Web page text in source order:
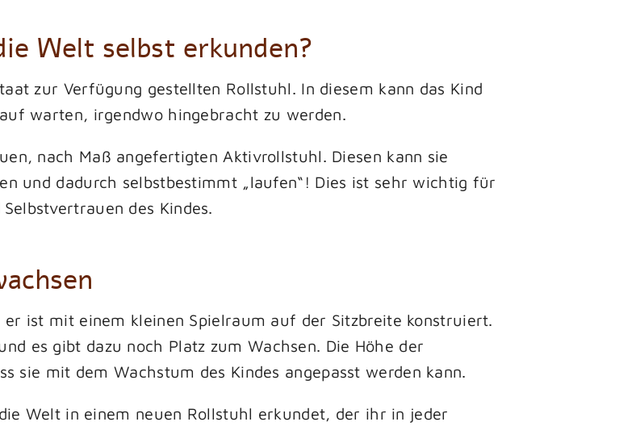
Welt selbst erkunden?
zur Verfügung gestellten Rollstuhl. In diesem kann das Kind
warten, irgendwo hingebracht zu werden.
nach Maß angefertigten Aktivrollstuhl. Diesen kann sie
und dadurch selbstbestimmt „laufen“! Dies ist sehr wichtig für
des Kindes.
ist mit einem kleinen Spielraum auf der Sitzbreite konstruiert.
es gibt dazu noch Platz zum Wachsen. Die Höhe der
sie mit dem Wachstum des Kindes angepasst werden kann.
Welt in einem neuen Rollstuhl erkundet, der ihr in jeder